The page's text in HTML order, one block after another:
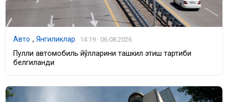
Авто , Янгиликлар 14:19 · 06.08.2026
Пулли автомобиль йўлларини ташкил этиш тартиби
белгиланди